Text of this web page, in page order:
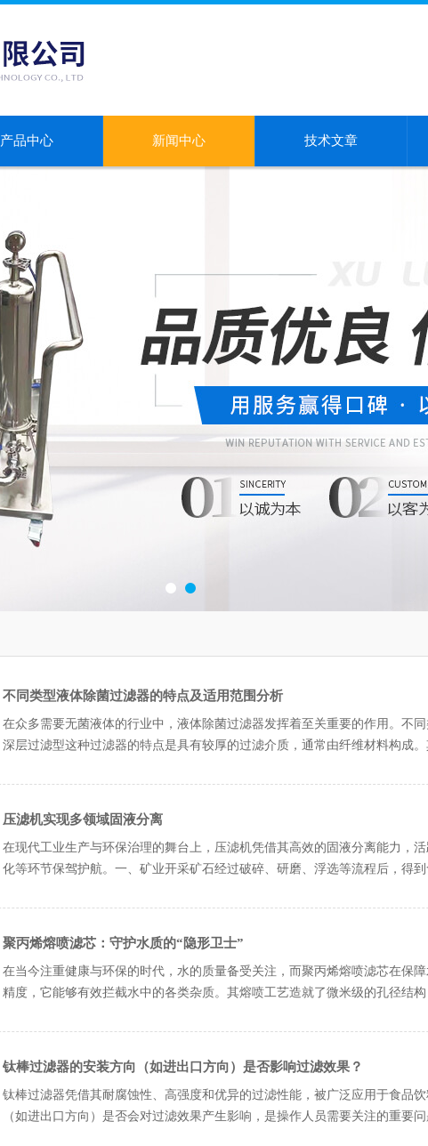
产品中心 新闻中心 技术文章
不同类型液体除菌过滤器的特点及适用范围分析
在众多需要无菌液体的行业中，液体除菌过滤器发挥着至关重要的作用。不
深层过滤型这种过滤器的特点是具有较厚的过滤介质，通常由纤维材料构成
压滤机实现多领域固液分离
在现代工业生产与环保治理的舞台上，压滤机凭借其高效的固液分离能力，
化等环节保驾护航。一、矿业开采矿石经过破碎、研磨、浮选等流程后，得
聚丙烯熔喷滤芯：守护水质的“隐形卫士”
在当今注重健康与环保的时代，水的质量备受关注，而聚丙烯熔喷滤芯在保
精度，它能够有效拦截水中的各类杂质。其熔喷工艺造就了微米级的孔径结
钛棒过滤器的安装方向（如进出口方向）是否影响过滤效果？
钛棒过滤器凭借其耐腐蚀性、高强度和优异的过滤性能，被广泛应用于食品
（如进出口方向）是否会对过滤效果产生影响，是操作人员需要关注的重要